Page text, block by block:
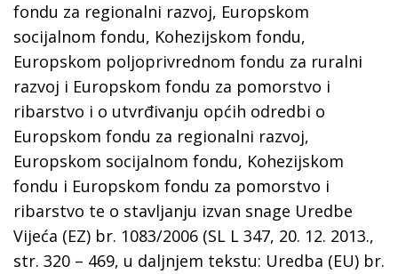
fondu za regionalni razvoj, Europskom
socijalnom fondu, Kohezijskom fondu,
Europskom poljoprivrednom fondu za ruralni
razvoj i Europskom fondu za pomorstvo i
ribarstvo i o utvrđivanju općih odredbi o
Europskom fondu za regionalni razvoj,
Europskom socijalnom fondu, Kohezijskom
fondu i Europskom fondu za pomorstvo i
ribarstvo te o stavljanju izvan snage Uredbe
Vijeća (EZ) br. 1083/2006 (SL L 347, 20. 12. 2013.,
str. 320 – 469, u daljnjem tekstu: Uredba (EU) br.